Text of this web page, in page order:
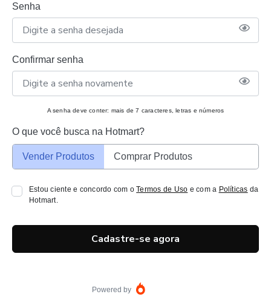
Senha
Confirmar senha
A senha deve conter: mais de 7 caracteres, letras e números
O que você busca na Hotmart?
Vender Produtos Comprar Produtos
Estou ciente e concordo com oTermos de Uso e com a Políticas da
Hotmart.
Cadastre-se agora
Powered by